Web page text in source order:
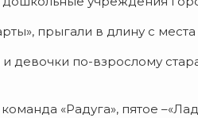
прыгали в длину с
девочки по-взрослому
«Радуга», пятое